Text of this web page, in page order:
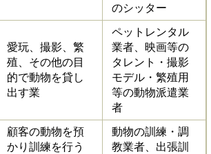
のシッター
愛玩、撮影、繁
殖、その他の目
的で動物を貸し
出す業
ペットレンタル
業者、映画等の
タレント・撮影
モデル・繁殖用
等の動物派遣業
者
顧客の動物を預
かり訓練を行う
動物の訓練・調
教業者、出張訓